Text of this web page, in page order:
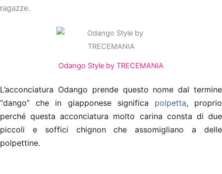
ragazze.
Odango Style by TRECEMANIA
L’acconciatura Odango prende questo nome dal termine
“dango” che in giapponese significa polpetta, proprio
perché questa acconciatura molto carina consta di due
piccoli e soffici chignon che assomigliano a delle
polpettine.